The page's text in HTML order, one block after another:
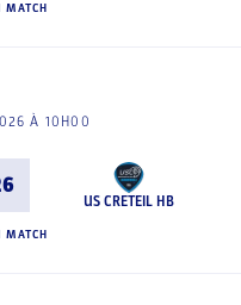
MATCH
À 10H00
US CRETEIL HB
MATCH